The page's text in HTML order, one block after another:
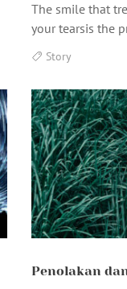
The smile that
your tearsis the
Story
Penolakan